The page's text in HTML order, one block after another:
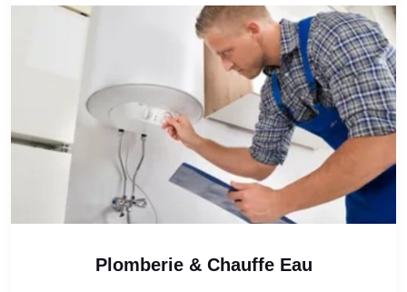
Plomberie & Chauffe Eau